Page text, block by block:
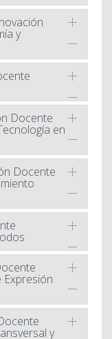
y
Docente
en
Docente
y